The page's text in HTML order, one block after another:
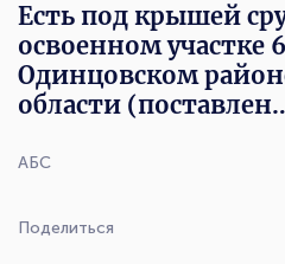
АБС
Есть под крышей
освоенном участке
Одинцовском
области
Поделиться